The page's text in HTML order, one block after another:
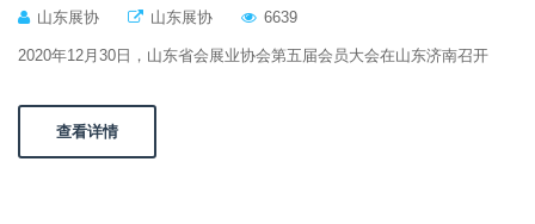
山东展协
山东展协 6639
2020年12月30日，山东省会展业协会第五届会员大会在山东济南召开
查看详情